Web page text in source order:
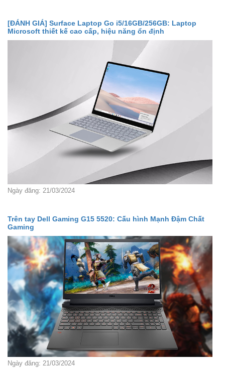
[ĐÁNH GIÁ] Surface Laptop Go i5/16GB/256GB: Laptop
Microsoft thiết kế cao cấp, hiệu năng ổn định
Ngày đăng: 21/03/2024
Trên tay Dell Gaming G15 5520: Cấu hình Mạnh Đậm Chất
Gaming
Ngày đăng: 21/03/2024